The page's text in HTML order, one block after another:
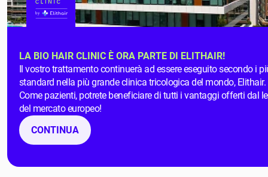
LA BIO HAIR CLINIC È ORA PARTE DI ELITHAIR!
Il vostro trattamento continuerà ad essere eseguito secondo i
standard nella più grande clinica tricologica del mondo, Elithair.
Come pazienti, potrete beneficiare di tutti i vantaggi offerti dal
del mercato europeo!
CONTINUA